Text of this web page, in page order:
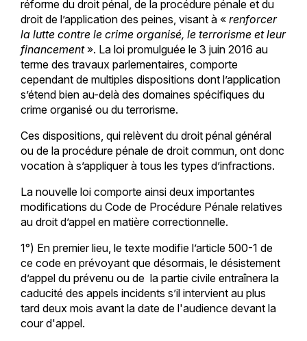
réforme du droit pénal, de la procédure pénale et du
droit de l’application des peines, visant à « renforcer
la lutte contre le crime organisé, le terrorisme et leur
financement». La loi promulguée le 3 juin 2016 au
terme des travaux parlementaires, comporte
cependant de multiples dispositions dont l’application
s’étend bien au-delà des domaines spécifiques du
crime organisé ou du terrorisme.
Ces dispositions, qui relèvent du droit pénal général
ou de la procédure pénale de droit commun, ont donc
vocation à s’appliquer à tous les types d’infractions.
La nouvelle loi comporte ainsi deux importantes
modifications du Code de Procédure Pénale relatives
au droit d’appel en matière correctionnelle.
1°) En premier lieu, le texte modifie l’article 500-1 de
ce code en prévoyant que désormais, le désistement
d’appel du prévenu ou de la partie civile entraînera la
caducité des appels incidents s’il intervient au plus
tard deux mois avant la date de l'audience devant la
cour d'appel.